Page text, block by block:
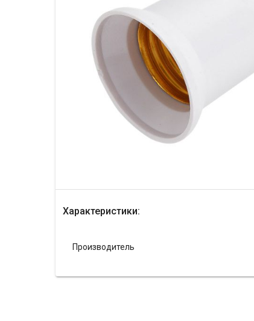
Характеристики:
Производитель